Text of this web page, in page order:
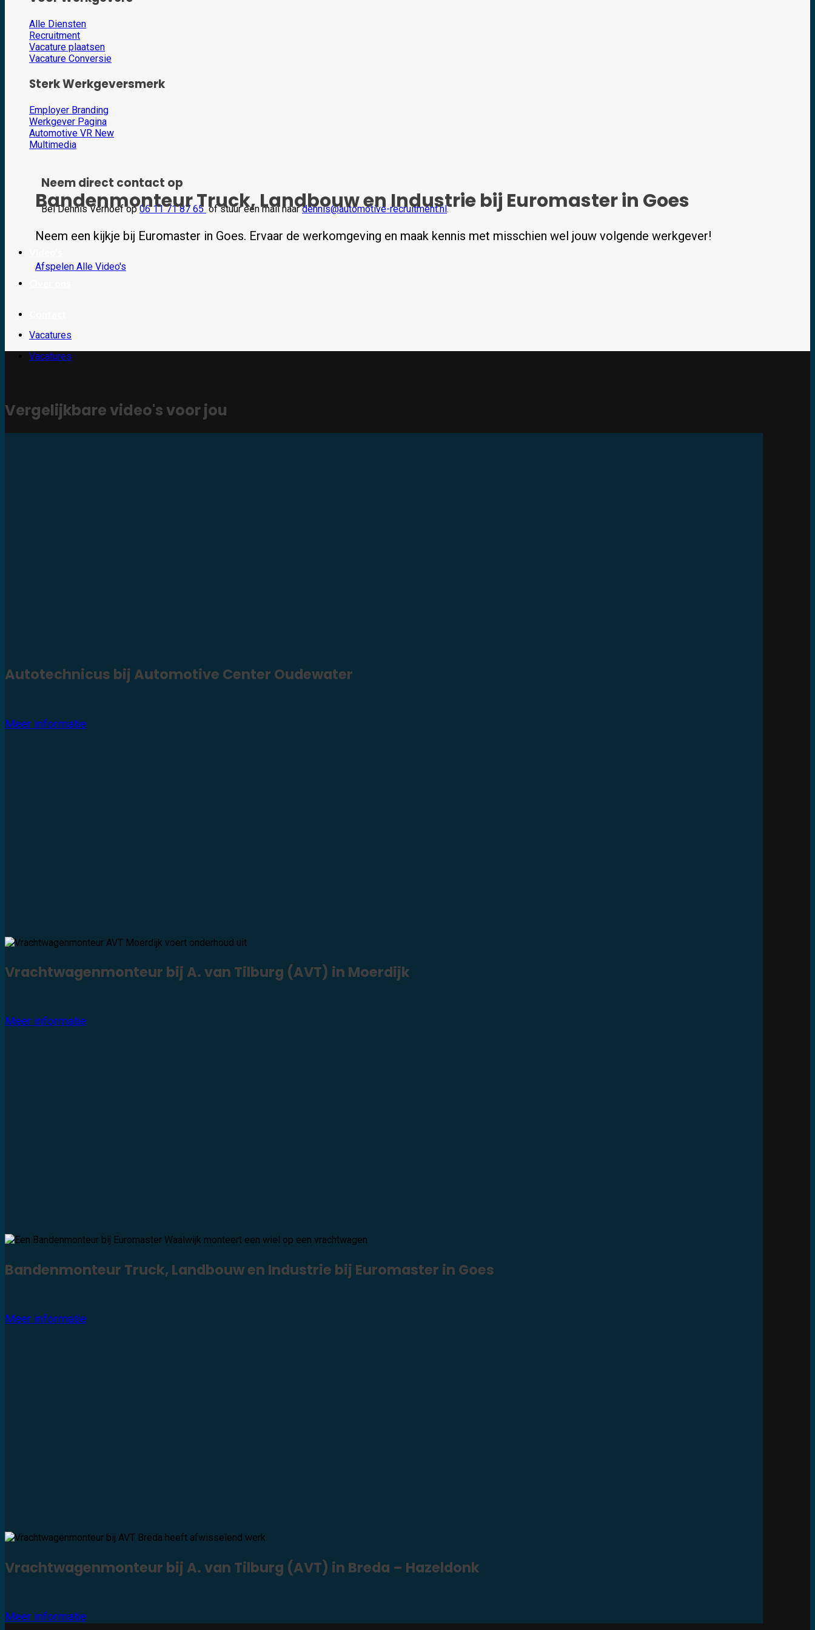
Alle Diensten
Recruitment
Vacature plaatsen
Vacature Conversie
Sterk Werkgeversmerk
Employer Branding
Werkgever Pagina
Automotive VR
Multimedia
Neem direct contact op
Bel Dennis Verhoef op06 11 71 87 65 of stuur een mail naardennis@automotive-recruitment.nl.
Vacatures
Vacatures
Bandenmonteur Truck, Landbouw en Industrie bij Euromaster in Goes
Neem een kijkje bij Euromaster in Goes. Ervaar de werkomgeving en maak kennis met misschien wel jouw volgende werkgever!
Afspelen Alle Video's
Vergelijkbare video's voor jou
Autotechnicus bij Automotive Center Oudewater
Meer informatie
Vrachtwagenmonteur bij A. van Tilburg (AVT) in Moerdijk
Meer informatie
Bandenmonteur Truck, Landbouw en Industrie bij Euromaster in Goes
Meer informatie
Vrachtwagenmonteur bij A. van Tilburg (AVT) in Breda – Hazeldonk
Meer informatie